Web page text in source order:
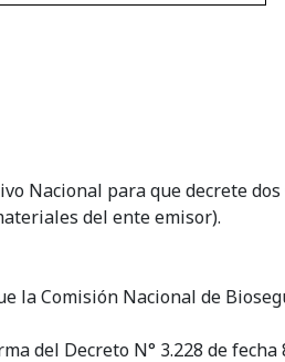
Nacional para que decrete
del ente emisor).
la Comisión Nacional de
del Decreto N° 3.228 de